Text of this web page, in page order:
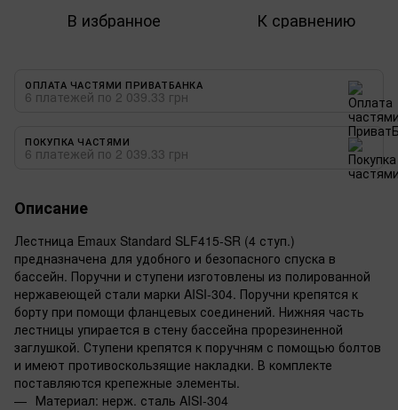
В избранное К сравнению
ОПЛАТА ЧАСТЯМИ ПРИВАТБАНКА
6 платежей по 2 039.33 грн
ПОКУПКА ЧАСТЯМИ
6 платежей по 2 039.33 грн
Описание
Лестница Emaux Standard SLF415-SR (4 ступ.)
предназначена для удобного и безопасного спуска в
бассейн. Поручни и ступени изготовлены из полированной
нержавеющей стали марки AISI-304. Поручни крепятся к
борту при помощи фланцевых соединений. Нижняя часть
лестницы упирается в стену бассейна прорезиненной
заглушкой. Ступени крепятся к поручням с помощью болтов
и имеют противоскользящие накладки. В комплекте
поставляются крепежные элементы.
Материал: нерж. сталь AISI-304